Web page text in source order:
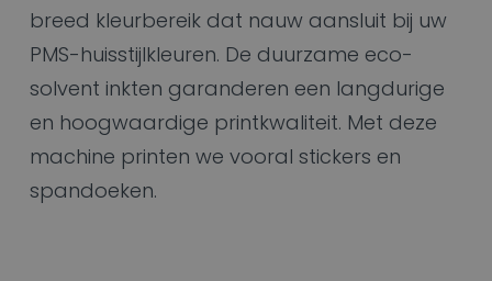
breed kleurbereik dat nauw aansluit bij uw
PMS-huisstijlkleuren. De duurzame eco-
solvent inkten garanderen een langdurige
en hoogwaardige printkwaliteit. Met deze
machine printen we vooral stickers en
spandoeken.